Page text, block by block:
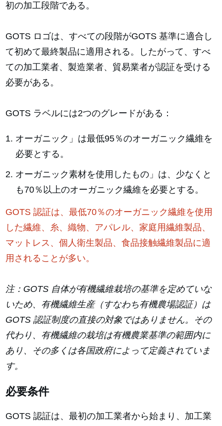
初の加工段階である。
GOTS ロゴは、すべての段階がGOTS 基準に適合し
て初めて最終製品に適用される。したがって、すべ
ての加工業者、製造業者、貿易業者が認証を受ける
必要がある。
GOTS ラベルには2つのグレードがある：
オーガニック」は最低95％のオーガニック繊維を
必要とする。
オーガニック素材を使用したもの」は、少なくと
も70％以上のオーガニック繊維を必要とする。
GOTS 認証は、最低70％のオーガニック繊維を使用
した繊維、糸、織物、アパレル、家庭用繊維製品、
マットレス、個人衛生製品、食品接触繊維製品に適
用されることが多い。
注：GOTS 自体が有機繊維栽培の基準を定めていな
いため、有機繊維生産（すなわち有機農場認証）は
GOTS 認証制度の直接の対象ではありません。その
代わり、有機繊維の栽培は有機農業基準の範囲内に
あり、その多くは各国政府によって定義されていま
す。
必要条件
GOTS 認証は、最初の加工業者から始まり、加工業